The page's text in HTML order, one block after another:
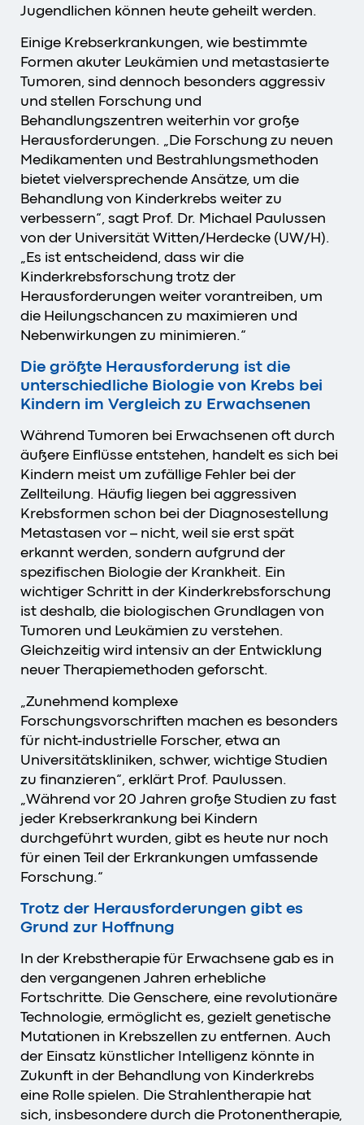
Jugendlichen können heute geheilt werden.
Einige Krebserkrankungen, wie bestimmte
Formen akuter Leukämien und metastasierte
Tumoren, sind dennoch besonders aggressiv
und stellen Forschung und
Behandlungszentren weiterhin vor große
Herausforderungen. „Die Forschung zu neuen
Medikamenten und Bestrahlungsmethoden
bietet vielversprechende Ansätze, um die
Behandlung von Kinderkrebs weiter zu
verbessern“, sagt Prof. Dr. Michael Paulussen
von der Universität Witten/Herdecke (UW/H).
„Es ist entscheidend, dass wir die
Kinderkrebsforschung trotz der
Herausforderungen weiter vorantreiben, um
die Heilungschancen zu maximieren und
Nebenwirkungen zu minimieren.“
Die größte Herausforderung ist die
unterschiedliche Biologie von Krebs bei
Kindern im Vergleich zu Erwachsenen
Während Tumoren bei Erwachsenen oft durch
äußere Einflüsse entstehen, handelt es sich bei
Kindern meist um zufällige Fehler bei der
Zellteilung. Häufig liegen bei aggressiven
Krebsformen schon bei der Diagnosestellung
Metastasen vor – nicht, weil sie erst spät
erkannt werden, sondern aufgrund der
spezifischen Biologie der Krankheit. Ein
wichtiger Schritt in der Kinderkrebsforschung
ist deshalb, die biologischen Grundlagen von
Tumoren und Leukämien zu verstehen.
Gleichzeitig wird intensiv an der Entwicklung
neuer Therapiemethoden geforscht.
„Zunehmend komplexe
Forschungsvorschriften machen es besonders
für nicht-industrielle Forscher, etwa an
Universitätskliniken, schwer, wichtige Studien
zu finanzieren“, erklärt Prof. Paulussen.
„Während vor 20 Jahren große Studien zu fast
jeder Krebserkrankung bei Kindern
durchgeführt wurden, gibt es heute nur noch
für einen Teil der Erkrankungen umfassende
Forschung.“
Trotz der Herausforderungen gibt es
Grund zur Hoffnung
In der Krebstherapie für Erwachsene gab es in
den vergangenen Jahren erhebliche
Fortschritte. Die Genschere, eine revolutionäre
Technologie, ermöglicht es, gezielt genetische
Mutationen in Krebszellen zu entfernen. Auch
der Einsatz künstlicher Intelligenz könnte in
Zukunft in der Behandlung von Kinderkrebs
eine Rolle spielen. Die Strahlentherapie hat
sich, insbesondere durch die Protonentherapie,